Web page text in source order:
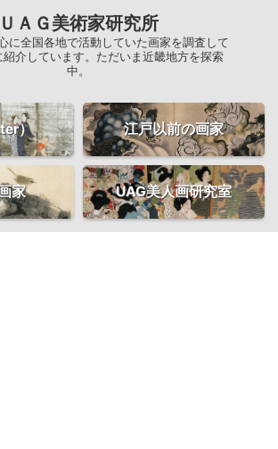
ＵＡＧ美術家研究所
に全国各地で活動していた画家を調査して
介しています。ただいま近畿地方を探索
中。
） 江戸以前の画家
家 UAG美人画研究室